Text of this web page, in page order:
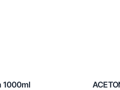
1000ml